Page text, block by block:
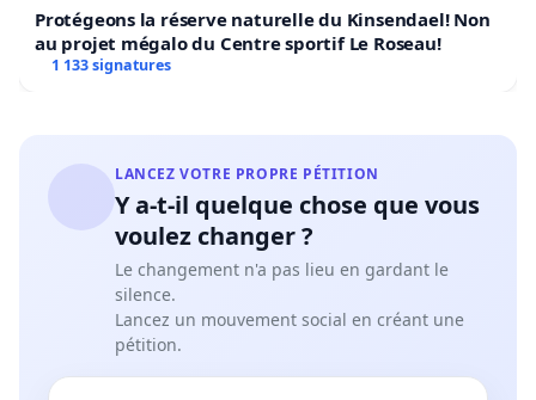
Protégeons la réserve naturelle du Kinsendael! Non
au projet mégalo du Centre sportif Le Roseau!
1 133 signatures
LANCEZ VOTRE PROPRE PÉTITION
Y a-t-il quelque chose que vous
voulez changer ?
Le changement n'a pas lieu en gardant le
silence.
Lancez un mouvement social en créant une
pétition.